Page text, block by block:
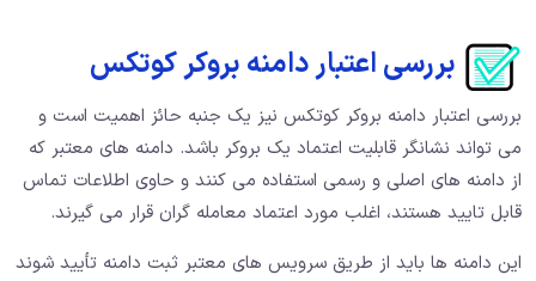
بررسی اعتبار دامنه بروکر کوتکس
بررسی اعتبار دامنه بروکر کوتکس نیز یک جنبه حائز اهمیت است و
می تواند نشانگر قابلیت اعتماد یک بروکر باشد. دامنه های معتبر که
از دامنه های اصلی و رسمی استفاده می کنند و حاوی اطلاعات تماس
قابل تایید هستند، اغلب مورد اعتماد معامله گران قرار می گیرند.
این دامنه ها باید از طریق سرویس های معتبر ثبت دامنه تأیید شوند